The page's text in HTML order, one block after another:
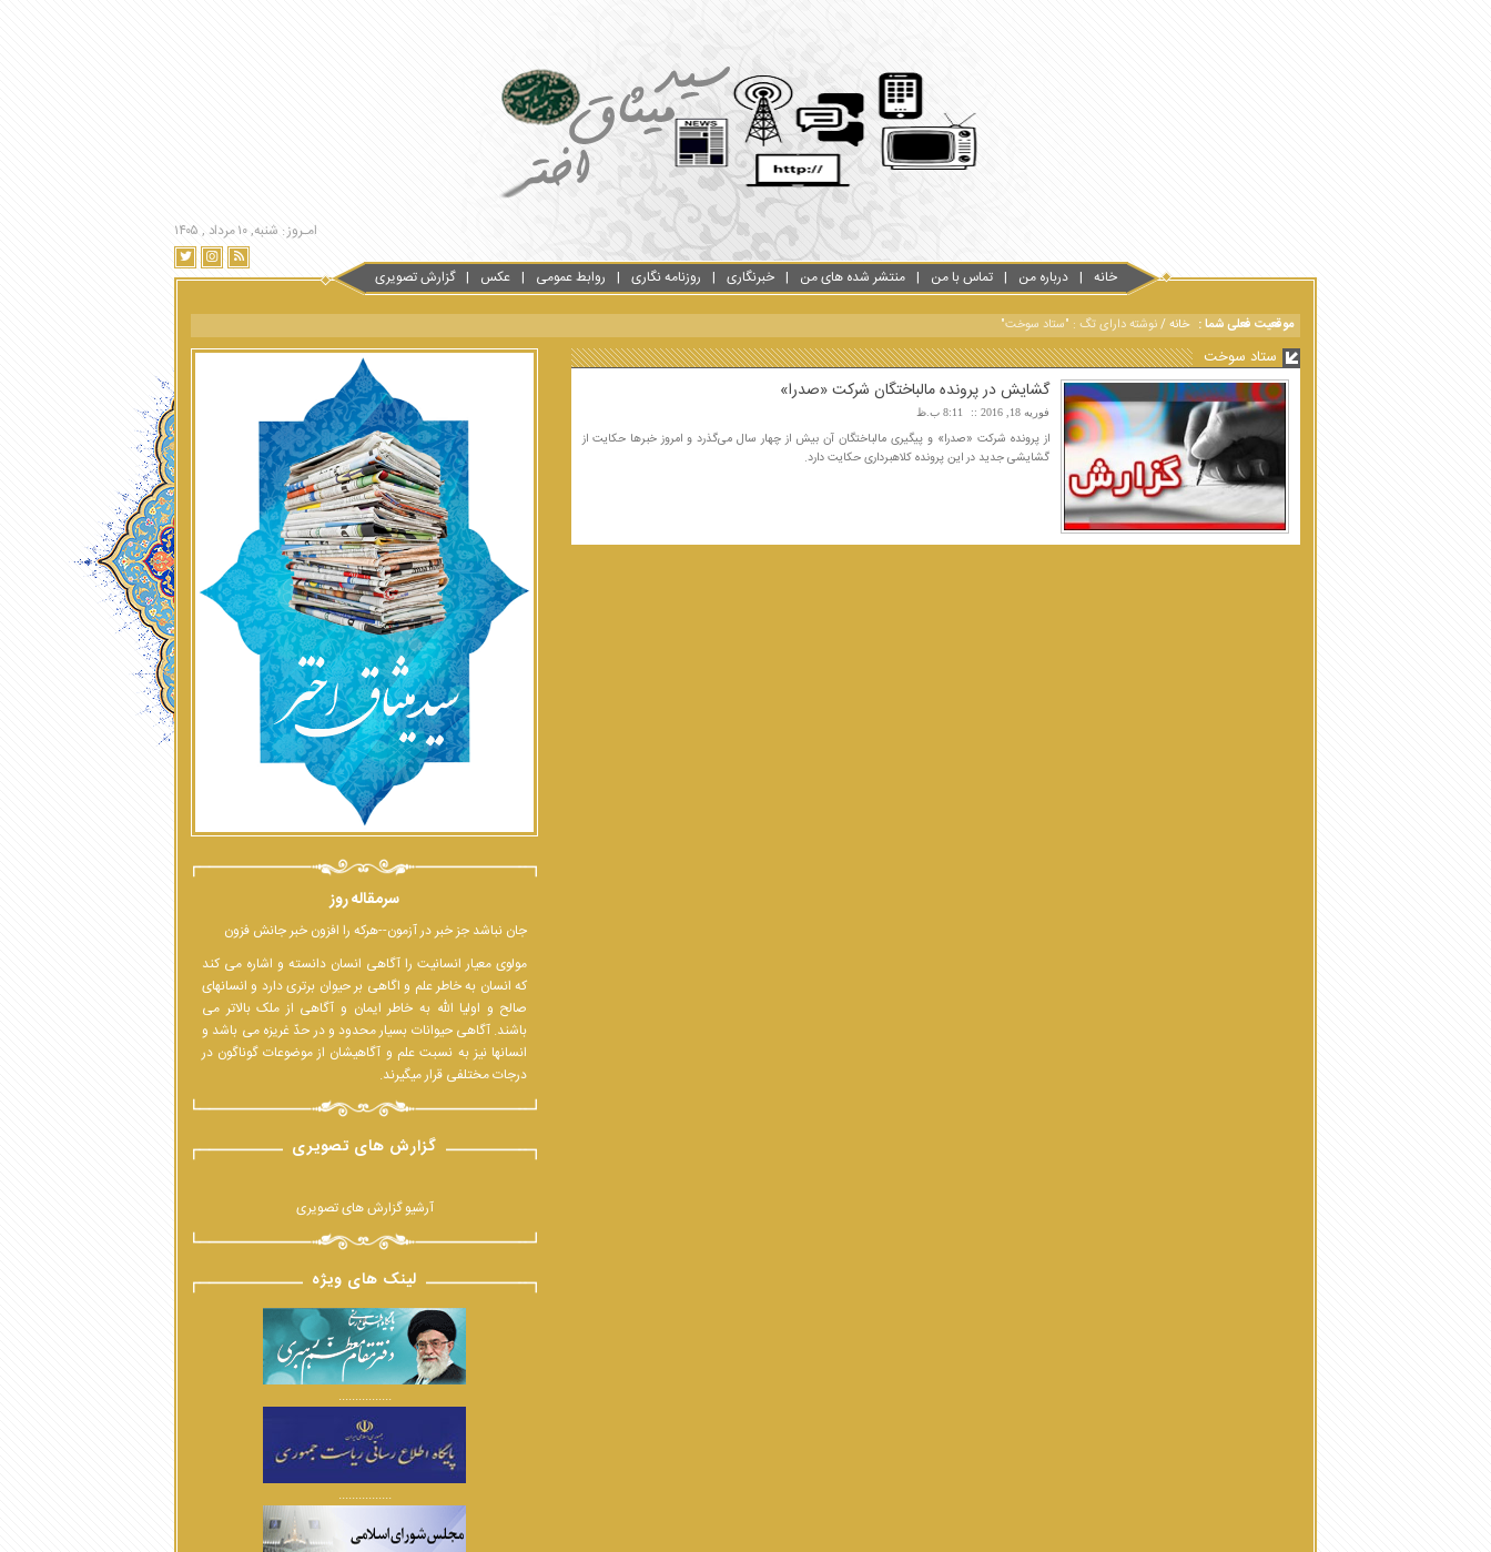
امـروز : شنبه, ۱۰ مرداد , ۱۴۰۵
خانه درباره من تماس با من منتشر شده های من خبرنگاری روزنامه نگاری روابط عمومی عکس گزارش تصویری
موقعیت فعلی شما : خانه/نوشته دارای تگ : "ستاد سوخت"
ستاد سوخت
گشایش در پرونده مالباختگان شرکت «صدرا»
فوریه 18, 2016 8:11 ب.ظ
از پرونده شرکت «صدرا» و پیگیری مالباختگان آن بیش از چهار سال می‌گذرد و امروز خبرها حکایت از
گشایشی جدید در این پرونده کلاهبرداری حکایت دارد.
سرمقاله روز
جان نباشد جز خبر در آزمون--هرکه را افزون خبر جانش فزون
مولوی معیار انسانیت را آگاهی انسان دانسته و اشاره می کند
که انسان به خاطر علم و اگاهی بر حیوان برتری دارد و انسانهای
صالح و اولیا الله به خاطر ایمان و آگاهی از ملک بالاتر می
باشند. آگاهی حیوانات بسیار محدود و در حدّ غریزه می باشد و
انسانها نیز به نسبت علم و آگاهیشان از موضوعات گوناگون در
درجات مختلفی قرار میگیرند.
گزارش های تصویری
آرشیو گزارش های تصویری
لینک های ویژه
................
................